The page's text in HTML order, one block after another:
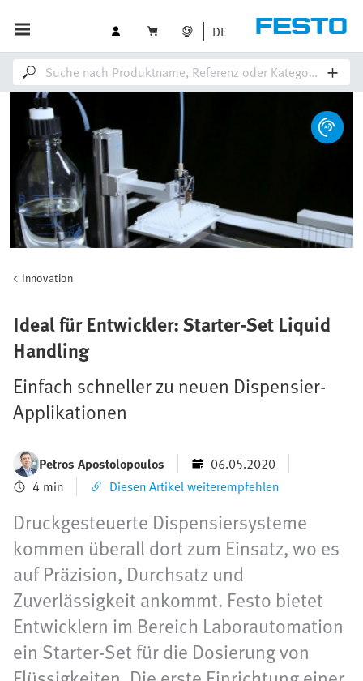
DE
Innovation
Ideal für Entwickler: Starter-Set Liquid
Handling
Einfach schneller zu neuen Dispensier-
Applikationen
Petros Apostolopoulos
06.05.2020
4 min
Diesen Artikel weiterempfehlen
Druckgesteuerte Dispensiersysteme
kommen überall dort zum Einsatz, wo es
auf Präzision, Durchsatz und
Zuverlässigkeit ankommt. Festo bietet
Entwicklern im Bereich Laborautomation
ein Starter-Set für die Dosierung von